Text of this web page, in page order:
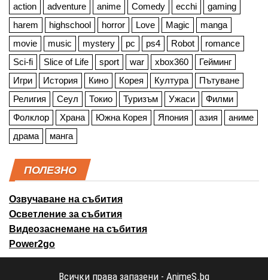
action adventure anime Comedy ecchi
gaming
harem
highschool horror Love Magic
manga
movie
music mystery pc ps4 Robot
romance
Sci-fi
Slice of Life sport war xbox360
Гейминг
Игри
История Кино Корея Култура
Пътуване
Религия
Сеул Токио Туризъм Ужаси
Филми
Фолклор
Храна Южна Корея Япония азия
аниме
драма
манга
ПОЛЕЗНО
Озвучаване на събития
Осветление за събития
Видеозаснемане на събития
Power2go
Всички права запазени - AnimeS.bg